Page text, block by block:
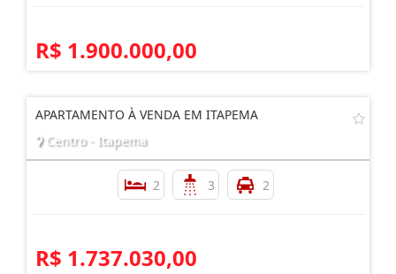
R$ 1.900.000,00
APARTAMENTO À VENDA EM ITAPEMA
Centro - Itapema
2 3 2
R$ 1.737.030,00